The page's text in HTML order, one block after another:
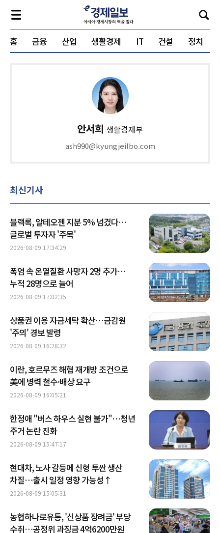
홈 금융 산업 생활경제 IT 건설 정치
안서희 생활경제부
ash990@kyungjeilbo.com
최신기사
블랙록, 알테오젠 지분 5% 넘겼다…
글로벌 투자자 '주목'
2026-08-09 17:34:29
폭염 속 온열질환 사망자 2명 추가…
누적 28명으로 늘어
2026-08-09 17:02:35
상품권 이용 자금세탁 확산…금감원
'주의' 경보 발령
2026-08-09 16:28:32
이란, 호르무즈 해협 재개방 조건으로
美에 병력 철수·배상 요구
2026-08-09 16:05:21
한정애 "버스 하우스 실현 불가"…청년
주거 논란 진화
2026-08-09 15:47:17
현대차, 노사 갈등에 신형 투싼 생산
차질…출시 일정 영향 가능성↑
2026-08-09 15:05:31
농협하나로유통, '신상품 장려금' 부당
수취…공정위 과징금 4억6200만원